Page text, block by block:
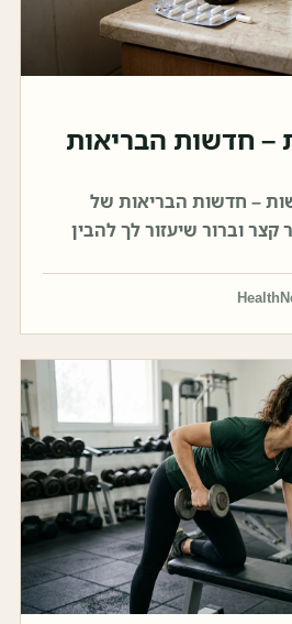
– חדשות הבריאות
– חדשות הבריאות של
וברור שיעזור לך להבין